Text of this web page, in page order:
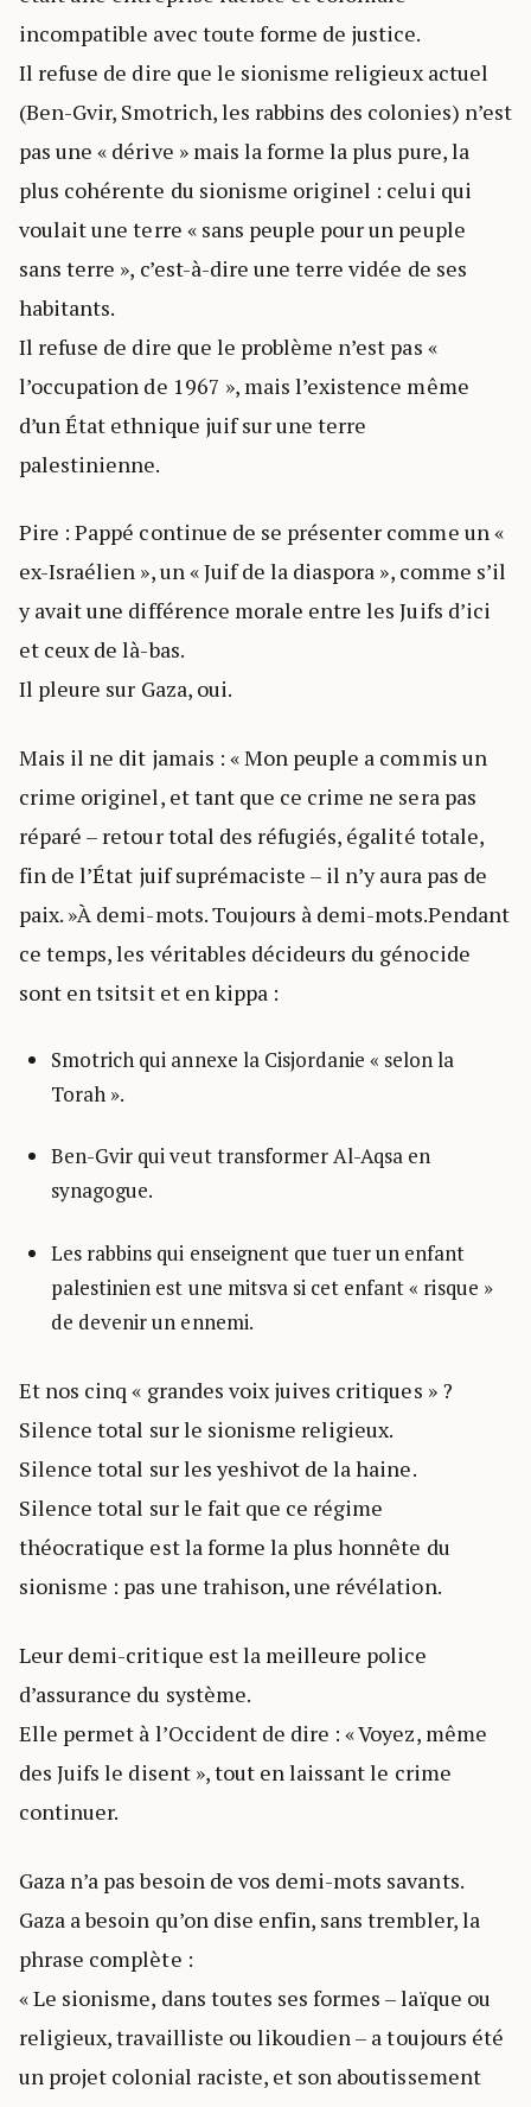
incompatible avec toute forme de justice.
Il refuse de dire que le sionisme religieux actuel
(Ben-Gvir, Smotrich, les rabbins des colonies) n’est
pas une « dérive » mais la forme la plus pure, la
plus cohérente du sionisme originel : celui qui
voulait une terre « sans peuple pour un peuple
sans terre », c’est-à-dire une terre vidée de ses
habitants.
Il refuse de dire que le problème n’est pas «
l’occupation de 1967 », mais l’existence même
d’un État ethnique juif sur une terre
palestinienne.
Pire : Pappé continue de se présenter comme un «
ex-Israélien », un « Juif de la diaspora », comme s’il
y avait une différence morale entre les Juifs d’ici
et ceux de là-bas.
Il pleure sur Gaza, oui.
Mais il ne dit jamais : « Mon peuple a commis un
crime originel, et tant que ce crime ne sera pas
réparé – retour total des réfugiés, égalité totale,
fin de l’État juif suprémaciste – il n’y aura pas de
paix. »À demi-mots. Toujours à demi-mots.Pendant
ce temps, les véritables décideurs du génocide
sont en tsitsit et en kippa :
Smotrich qui annexe la Cisjordanie « selon la
Torah ».
Ben-Gvir qui veut transformer Al-Aqsa en
synagogue.
Les rabbins qui enseignent que tuer un enfant
palestinien est une mitsva si cet enfant « risque »
de devenir un ennemi.
Et nos cinq « grandes voix juives critiques » ?
Silence total sur le sionisme religieux.
Silence total sur les yeshivot de la haine.
Silence total sur le fait que ce régime
théocratique est la forme la plus honnête du
sionisme : pas une trahison, une révélation.
Leur demi-critique est la meilleure police
d’assurance du système.
Elle permet à l’Occident de dire : « Voyez, même
des Juifs le disent », tout en laissant le crime
continuer.
Gaza n’a pas besoin de vos demi-mots savants.
Gaza a besoin qu’on dise enfin, sans trembler, la
phrase complète :
« Le sionisme, dans toutes ses formes – laïque ou
religieux, travailliste ou likoudien – a toujours été
un projet colonial raciste, et son aboutissement